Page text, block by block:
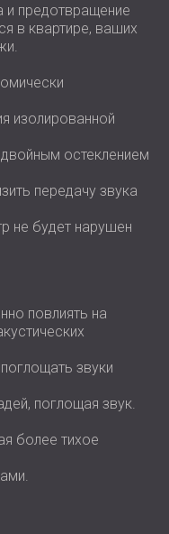
и предотвращение
в квартире, ваших
изолированной
остеклением
передачу звука
не будет нарушен
повлиять на
звуки
поглощая звук.
более тихое